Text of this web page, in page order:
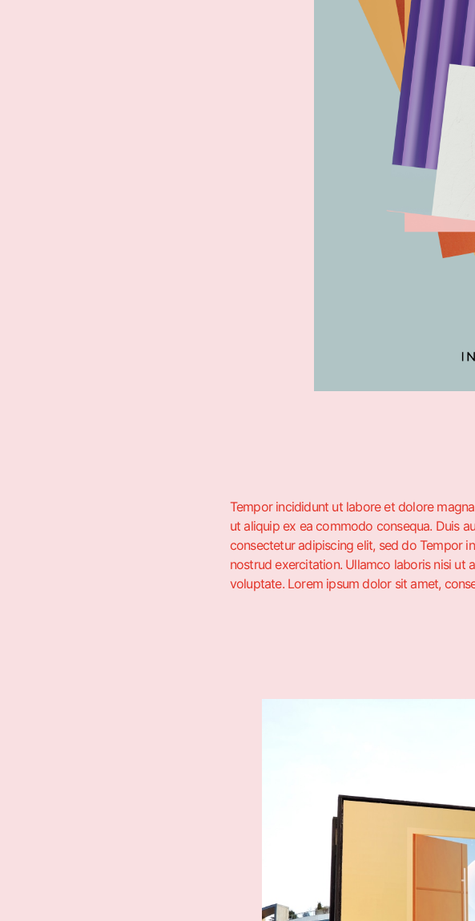
Tempor incididunt ut labore et dolore
ut aliquip ex ea commodo consequa. Duis
consectetur adipiscing elit, sed do Tempor
nostrud exercitation. Ullamco laboris nisi ut
voluptate. Lorem ipsum dolor sit amet,